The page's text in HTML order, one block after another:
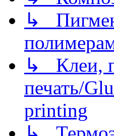
↳
↳ Клеи,
печать/
printing